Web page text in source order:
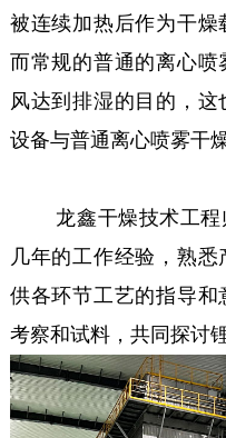
被连续加热后作为干燥
而常规的普通的离心
风达到排湿的目的，
设备与普通离心喷雾干
龙鑫干燥技术工程
几年的工作经验，熟
供各环节工艺的指导
考察和试料，共同探讨